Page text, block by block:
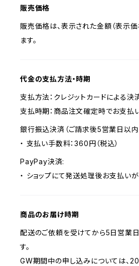
販売価格
販売価格は、表示された金額（表示
ます。
代金の支払方法・時期
支払方法：クレジットカードによる決
支払時期：商品注文確定時でお支払
銀行振込決済（ご請求後5営業日以内
・ 支払い手数料：360円（税込）
PayPay決済:
・ ショップにて発送処理後お支払いが
商品のお届け時期
配送のご依頼を受けてから5日営業
す。
GW期間中の申し込みについては、